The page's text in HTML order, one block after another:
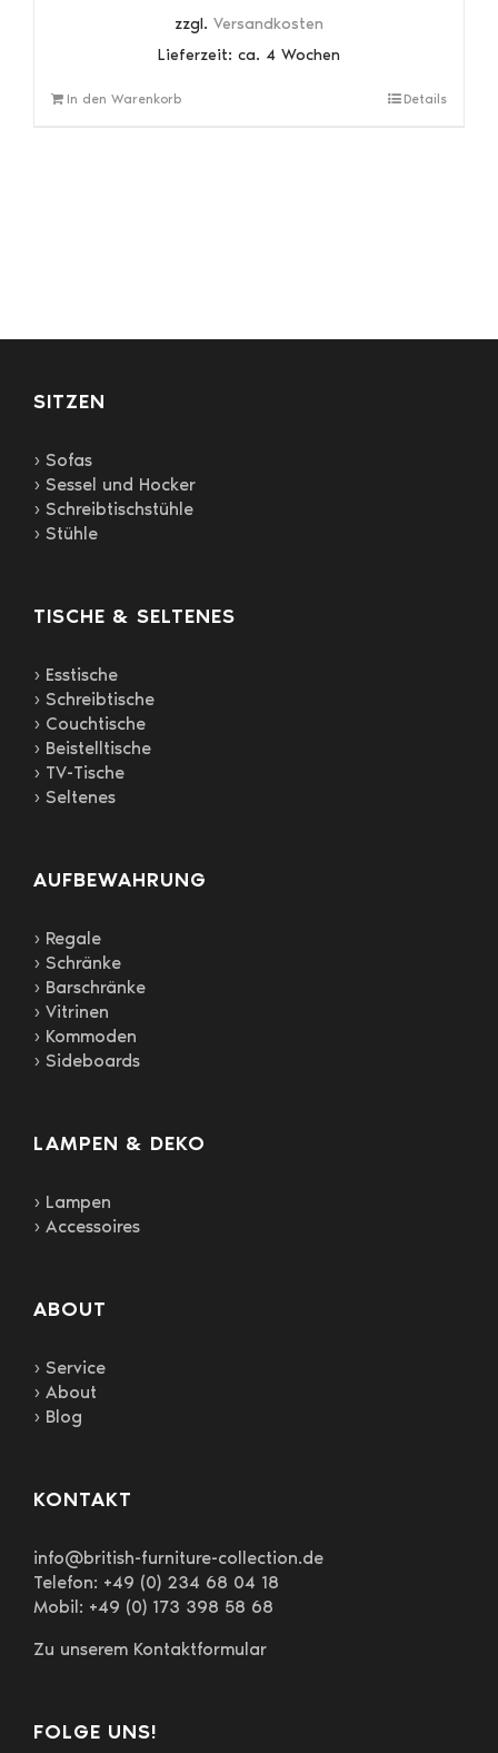
zzgl. Versandkosten
Lieferzeit: ca. 4 Wochen
In den Warenkorb Details
SITZEN
› Sofas
› Sessel und Hocker
› Schreibtischstühle
› Stühle
TISCHE & SELTENES
› Esstische
› Schreibtische
› Couchtische
› Beistelltische
› TV-Tische
› Seltenes
AUFBEWAHRUNG
› Regale
› Schränke
› Barschränke
› Vitrinen
› Kommoden
› Sideboards
LAMPEN & DEKO
› Lampen
› Accessoires
ABOUT
› Service
› About
› Blog
KONTAKT
info@british-furniture-collection.de
Telefon: +49 (0) 234 68 04 18
Mobil: +49 (0) 173 398 58 68
Zu unserem Kontaktformular
FOLGE UNS!